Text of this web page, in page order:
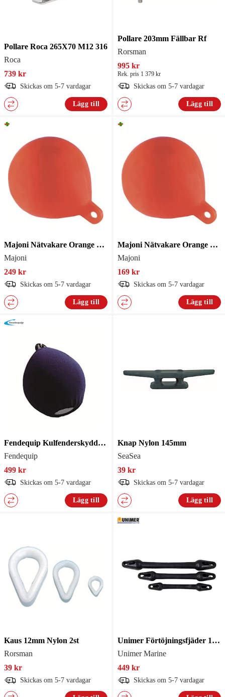
Pollare Roca 265X70 M12 316
Roca
739 kr
Skickas om 5-7 vardagar
Lägg till
Pollare 203mm Fällbar Rf
Rorsman
995 kr
Rek. pris 1 379 kr
Skickas om 5-7 vardagar
Lägg till
Majoni Nätvakare Orange 210mm
Majoni
249 kr
Skickas om 5-7 vardagar
Lägg till
Majoni Nätvakare Orange 150mm
Majoni
169 kr
Skickas om 5-7 vardagar
Lägg till
Fendequip Kulfenderskydd 48X35cm Marin
Fendequip
499 kr
Skickas om 5-7 vardagar
Lägg till
Knap Nylon 145mm
SeaSea
39 kr
Skickas om 5-7 vardagar
Lägg till
Kaus 12mm Nylon 2st
Rorsman
39 kr
Skickas om 5-7 vardagar
Unimer Förtöjningsfjäder 14-18mm
Unimer Marine
449 kr
Skickas om 5-7 vardagar